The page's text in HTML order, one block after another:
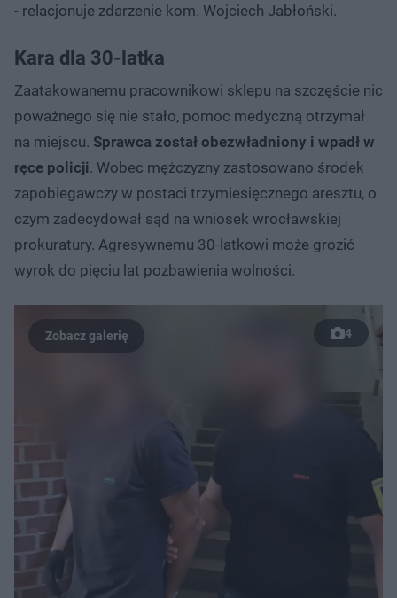
- relacjonuje zdarzenie kom. Wojciech Jabłoński.
Kara dla 30-latka
Zaatakowanemu pracownikowi sklepu na szczęście nic
poważnego się nie stało, pomoc medyczną otrzymał
na miejscu. Sprawca został obezwładniony i wpadł w
ręce policji. Wobec mężczyzny zastosowano środek
zapobiegawczy w postaci trzymiesięcznego aresztu, o
czym zadecydował sąd na wniosek wrocławskiej
prokuratury. Agresywnemu 30-latkowi może grozić
wyrok do pięciu lat pozbawienia wolności.
4